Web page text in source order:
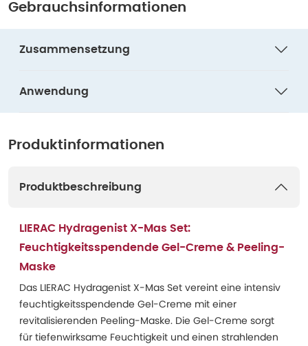
Gebrauchsinformationen
Zusammensetzung
Anwendung
Produktinformationen
Produktbeschreibung
LIERAC Hydragenist X-Mas Set:
Feuchtigkeitsspendende Gel-Creme & Peeling-
Maske
Das LIERAC Hydragenist X-Mas Set vereint eine intensiv
feuchtigkeitsspendende Gel-Creme mit einer
revitalisierenden Peeling-Maske. Die Gel-Creme sorgt
für tiefenwirksame Feuchtigkeit und einen strahlenden